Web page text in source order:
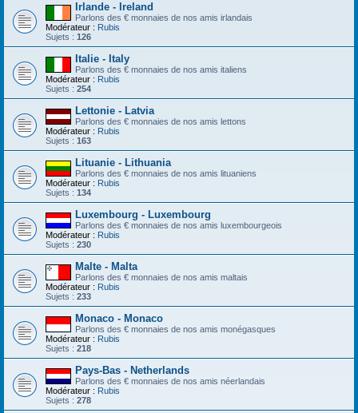
Irlande - Ireland
Parlons des € monnaies de nos amis irlandais
Modérateur : Rubis
Sujets : 126
Italie - Italy
Parlons des € monnaies de nos amis italiens
Modérateur : Rubis
Sujets : 254
Lettonie - Latvia
Parlons des € monnaies de nos amis lettons
Modérateur : Rubis
Sujets : 163
Lituanie - Lithuania
Parlons des € monnaies de nos amis lituaniens
Modérateur : Rubis
Sujets : 134
Luxembourg - Luxembourg
Parlons des € monnaies de nos amis luxembourgeois
Modérateur : Rubis
Sujets : 230
Malte - Malta
Parlons des € monnaies de nos amis maltais
Modérateur : Rubis
Sujets : 233
Monaco - Monaco
Parlons des € monnaies de nos amis monégasques
Modérateur : Rubis
Sujets : 218
Pays-Bas - Netherlands
Parlons des € monnaies de nos amis néerlandais
Modérateur : Rubis
Sujets : 278